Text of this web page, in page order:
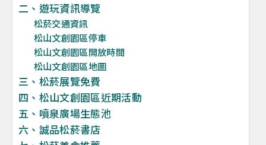
二、遊玩資訊導覽
松菸交通資訊
松山文創園區停車
松山文創園區開放時間
松山文創園區地圖
三、松菸展覽免費
四、松山文創園區近期活動
五、噴泉廣場生態池
六、誠品松菸書店